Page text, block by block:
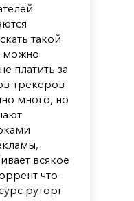
такой
можно
платить за
трекеров
много, но
всякое
что-
руторг